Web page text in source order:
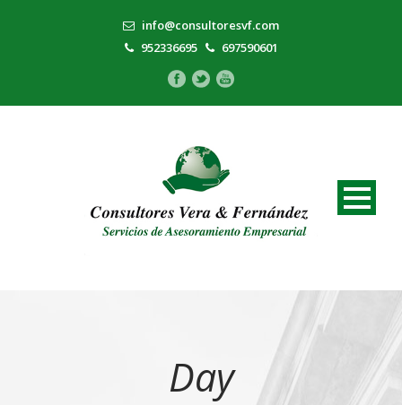
info@consultoresvf.com
952336695
697590601
Day